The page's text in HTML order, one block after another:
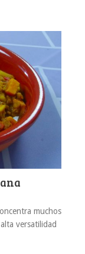
muchos
versatilidad